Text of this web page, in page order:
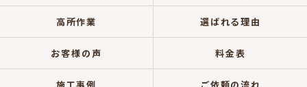
高所作業 選ばれる理由
お客様の声 料金表